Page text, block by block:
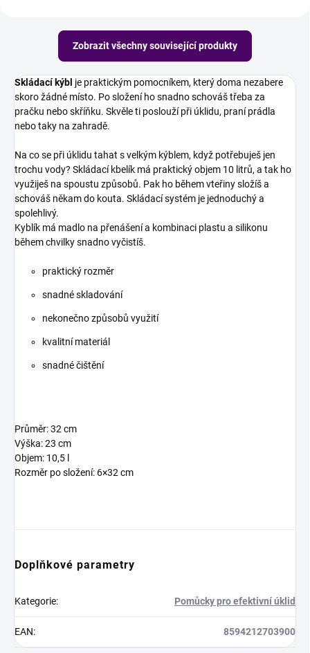
Zobrazit všechny související produkty
Skládací kýbl je praktickým pomocníkem, který doma nezabere
skoro žádné místo. Po složení ho snadno schováš třeba za
pračku nebo skříňku. Skvěle ti poslouží při úklidu, praní prádla
nebo taky na zahradě.
Na co se při úklidu tahat s velkým kýblem, když potřebuješ jen
trochu vody? Skládací kbelík má praktický objem 10 litrů, a tak ho
využiješ na spoustu způsobů. Pak ho během vteřiny složíš a
schováš někam do kouta. Skládací systém je jednoduchý a
spolehlivý.
Kyblík má madlo na přenášení a kombinaci plastu a silikonu
během chvilky snadno vyčistíš.
praktický rozměr
snadné skladování
nekonečno způsobů využití
kvalitní materiál
snadné čištění
Průměr: 32 cm
Výška: 23 cm
Objem: 10,5 l
Rozměr po složení: 6×32 cm
Doplňkové parametry
Kategorie: Pomůcky pro efektivní úklid
EAN: 8594212703900